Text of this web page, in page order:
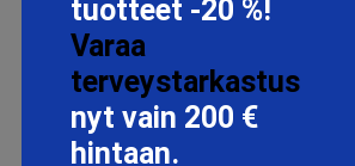
tuotteet -20 %!
Varaa
terveystarkastus
nyt vain 200 €
hintaan.